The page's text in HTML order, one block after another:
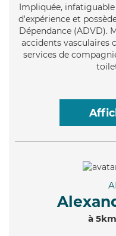
Impliquée,
d'expérience et
Dépendance (ADVD).
accidents vasculaires
services de
à